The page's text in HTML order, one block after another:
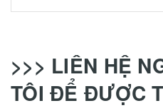
>>> LIÊN HỆ
TÔI ĐỂ ĐƯỢC